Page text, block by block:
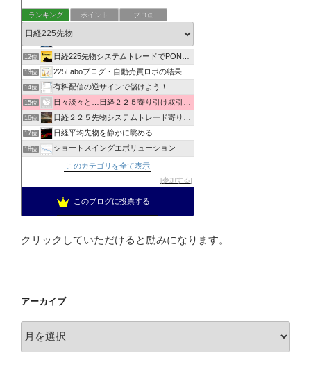
ランキング ポイント ブロ画
9位 ぶつぶつ--河内屋の相場独り言--ぶつぶつ
12位 日経225先物システムトレードでPONPON！
13位 225Laboブログ・自動売買ロボの結果を発信
14位 有料配信の逆サインで儲けよう！
15位 日々淡々と…日経２２５寄り引け取引の記録
16位 日経２２５先物システムトレード寄り引けブログ
17位 日経平均先物を静かに眺める
18位 ショートスイングエボリューション
２２５でハッピーリタイア
上場企業取締役の日経225先物トレード
日経225 スイングポジション
このカテゴリを全て表示
参加する
このブログに投票する
クリックしていただけると励みになります。
アーカイブ
ア